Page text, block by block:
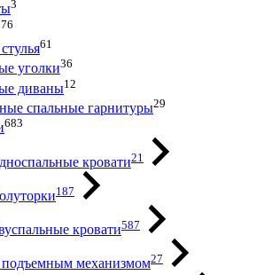
3
61
уголки36
диваны12
спальные гарнитуры29
683
кровати21
187
кровати587
механизмом27